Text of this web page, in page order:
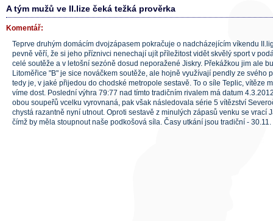
A tým mužů ve II.lize čeká težká prověrka
Komentář:
Teprve druhým domácím dvojzápasem pokračuje o nadcházejícím víkendu
pevně věří, že si jeho příznivci nenechají ujít příležitost vidět skvělý sport v
celé soutěže a v letošní sezóně dosud neporažené Jiskry. Překážkou jim ale
Litoměřice "B" je sice nováčkem soutěže, ale hojně využívají pendly ze svého
tedy je, v jaké přijedou do chodské metropole sestavě. To o síle Teplic, vítěze
víme dost. Poslední výhra 79:77 nad tímto tradičním rivalem má datum
obou soupeřů vcelku vyrovnaná, pak však následovala série 5 vítězství
chystá razantně nyní utnout. Oproti sestavě z minulých zápasů venku se vrací
čímž by měla stoupnout naše podkošová síla. Časy utkání jsou tradiční -